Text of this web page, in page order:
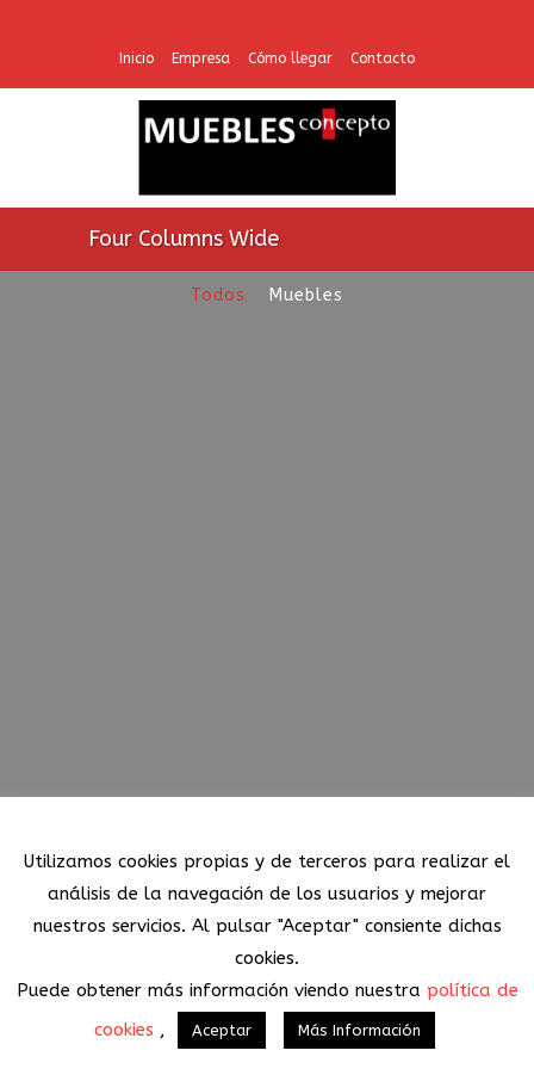
Inicio Empresa Cómo llegar Contacto
Four Columns Wide
Todos Muebles
© Copyright MueblesConcepto| Aviso Legal|Política de Privacidad
Utilizamos cookies propias y de terceros para realizar el
análisis de la navegación de los usuarios y mejorar
nuestros servicios. Al pulsar "Aceptar" consiente dichas
cookies.
Puede obtener más información viendo nuestra política de
cookies , Aceptar Más Información